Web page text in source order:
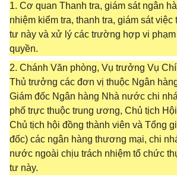
1. Cơ quan Thanh tra, giám sát ngân
nhiệm kiểm tra, thanh tra, giám sát
tư này và xử lý các trường hợp vi phạm
quyền.
2. Chánh Văn phòng, Vụ trưởng Vụ
Thủ trưởng các đơn vị thuộc Ngân
Giám đốc Ngân hàng Nhà nước chi
phố trực thuộc trung ương, Chủ tịch
Chủ tịch hội đồng thành viên và Tổng
đốc) các ngân hàng thương mại, chi
nước ngoài chịu trách nhiệm tổ chức
tư này.